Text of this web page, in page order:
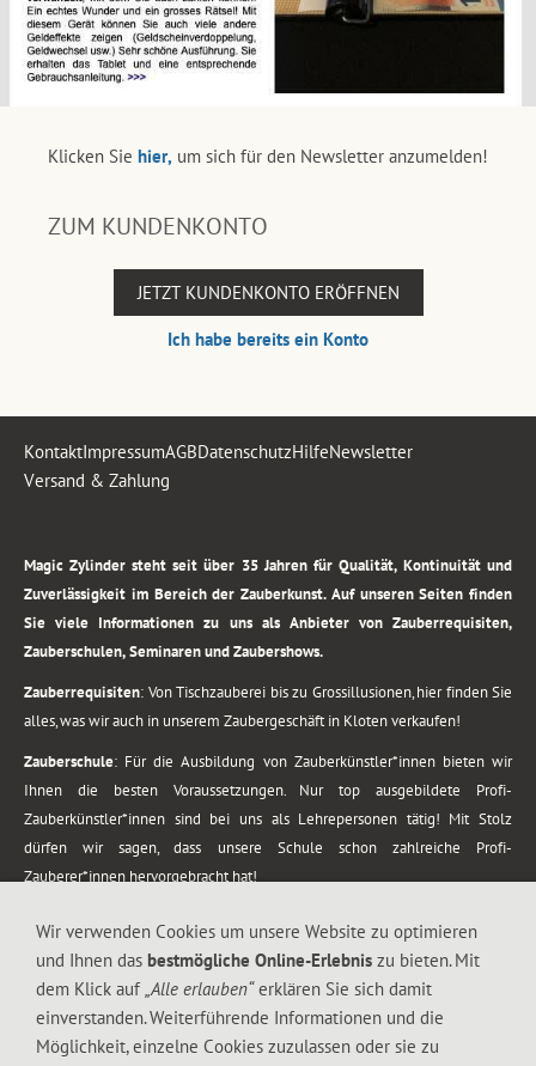
Klicken Sie hier, um sich für den Newsletter anzumelden!
ZUM KUNDENKONTO
JETZT KUNDENKONTO ERÖFFNEN
Ich habe bereits ein Konto
KontaktImpressumAGBDatenschutzHilfeNewsletter
Versand & Zahlung
Magic Zylinder steht seit über 35 Jahren für Qualität, Kontinuität und
Zuverlässigkeit im Bereich der Zauberkunst. Auf unseren Seiten finden
Sie viele Informationen zu uns als Anbieter von Zauberrequisiten,
Zauberschulen, Seminaren und Zaubershows.
Zauberrequisiten: Von Tischzauberei bis zu Grossillusionen, hier finden Sie
alles, was wir auch in unserem Zaubergeschäft in Kloten verkaufen!
Zauberschule: Für die Ausbildung von Zauberkünstler*innen bieten wir
Ihnen die besten Voraussetzungen. Nur top ausgebildete Profi-
Zauberkünstler*innen sind bei uns als Lehrepersonen tätig! Mit Stolz
dürfen wir sagen, dass unsere Schule schon zahlreiche Profi-
Zauberer*innen hervorgebracht hat!
vom Kinderprogramm bis zur Tischzauberei. Lassen Sie sich faszinieren von
meiner Zauber-Sprech-Show, angerührt mit sprachlichen Sequenzen,
gewürzt mit Gags und visuellen Illusionen wie Kaninchen, Vasen, Seilen,
Wir verwenden Cookies um unsere Website zu optimieren
und Ihnen das bestmögliche Online-Erlebnis zu bieten. Mit
dem Klick auf „Alle erlauben“erklären Sie sich damit
einverstanden. Weiterführende Informationen und die
Möglichkeit, einzelne Cookies zuzulassen oder sie zu